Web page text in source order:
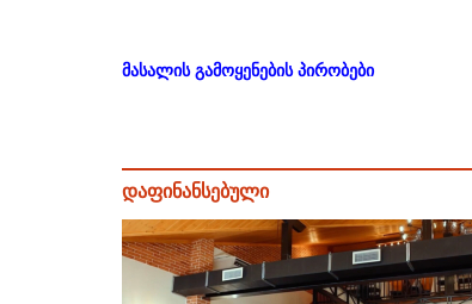
მასალის გამოყენების პირობები
დაფინანსებული